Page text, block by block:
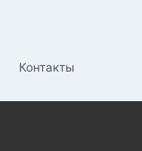
Контакты